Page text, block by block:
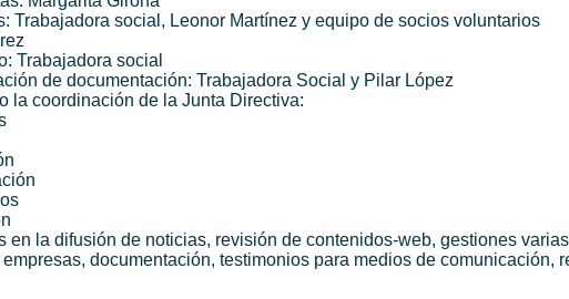
Trabajadora social, Leonor Martínez y equipo de socios voluntarios
Trabajadora social
de documentación: Trabajadora Social y Pilar López
la coordinación de la Junta Directiva:
la difusión de noticias, revisión de contenidos-web, gestiones
documentación, testimonios para medios de comunicación,